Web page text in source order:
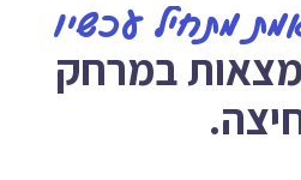
מתחיל עכשיו
במרחק